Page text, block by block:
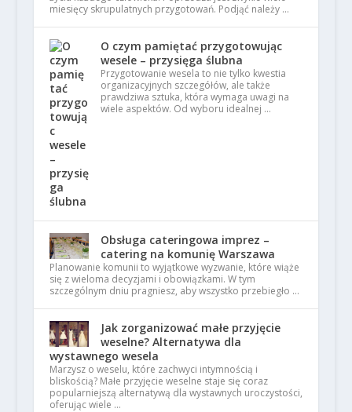
miesięcy skrupulatnych przygotowań. Podjąć należy …
O czym pamiętać przygotowując
wesele – przysięga ślubna
Przygotowanie wesela to nie tylko kwestia
organizacyjnych szczegółów, ale także
prawdziwa sztuka, która wymaga uwagi na
wiele aspektów. Od wyboru idealnej …
Obsługa cateringowa imprez –
catering na komunię Warszawa
Planowanie komunii to wyjątkowe wyzwanie, które wiąże
się z wieloma decyzjami i obowiązkami. W tym
szczególnym dniu pragniesz, aby wszystko przebiegło …
Jak zorganizować małe przyjęcie
weselne? Alternatywa dla
wystawnego wesela
Marzysz o weselu, które zachwyci intymnością i
bliskością? Małe przyjęcie weselne staje się coraz
popularniejszą alternatywą dla wystawnych uroczystości,
oferując wiele …